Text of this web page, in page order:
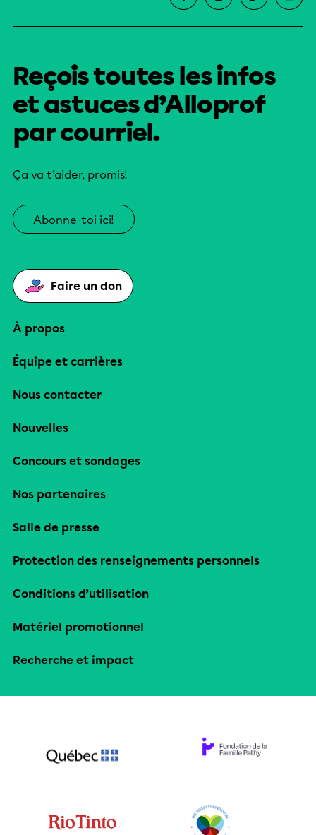
Reçois toutes les infos
et astuces d’Alloprof
par courriel.
Ça va t’aider, promis!
Abonne-toi ici!
Faire un don
À propos
Équipe et carrières
Nous contacter
Nouvelles
Concours et sondages
Nos partenaires
Salle de presse
Protection des renseignements personnels
Conditions d’utilisation
Matériel promotionnel
Recherche et impact